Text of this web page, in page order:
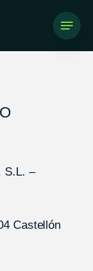
Menu
S.L. –
Castellón